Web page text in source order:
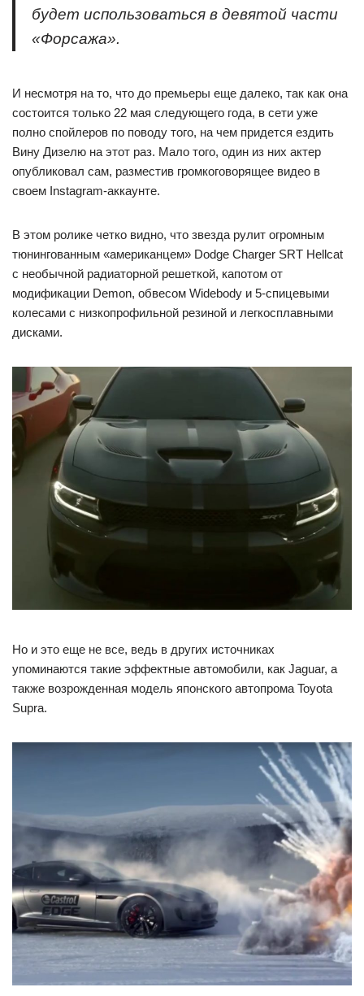
будет использоваться в девятой части
«Форсажа».
И несмотря на то, что до премьеры еще далеко, так как она
состоится только 22 мая следующего года, в сети уже
полно спойлеров по поводу того, на чем придется ездить
Вину Дизелю на этот раз. Мало того, один из них актер
опубликовал сам, разместив громкоговорящее видео в
своем Instagram-аккаунте.
В этом ролике четко видно, что звезда рулит огромным
тюнингованным «американцем» Dodge Charger SRT Hellcat
с необычной радиаторной решеткой, капотом от
модификации Demon, обвесом Widebody и 5-спицевыми
колесами с низкопрофильной резиной и легкосплавными
дисками.
Но и это еще не все, ведь в других источниках
упоминаются такие эффектные автомобили, как Jaguar, а
также возрожденная модель японского автопрома Toyota
Supra.